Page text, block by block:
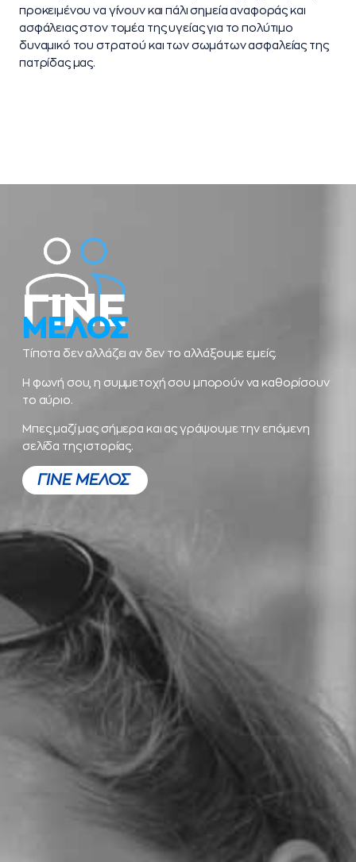
προκειμένου να γίνουν και πάλι σημεία αναφοράς και
ασφάλειας στον τομέα της υγείας για το πολύτιμο
δυναμικό του στρατού και των σωμάτων ασφαλείας της
πατρίδας μας.
ΓΙΝΕ
ΜΕΛΟΣ
Τίποτα δεν αλλάζει αν δεν το αλλάξουμε εμείς.
Η φωνή σου, η συμμετοχή σου μπορούν να καθορίσουν
το αύριο.
Μπες μαζί μας σήμερα και ας γράψουμε την επόμενη
σελίδα της ιστορίας.
ΓΙΝΕ ΜΕΛΟΣ